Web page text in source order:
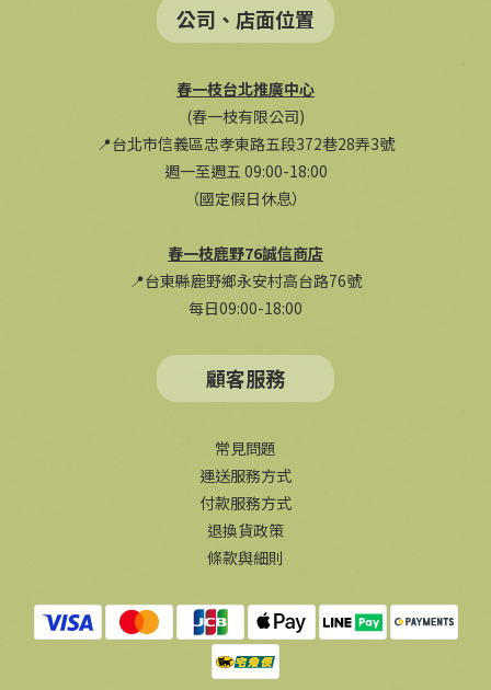
公司、店面位置
春一枝台北推廣中心
(春一枝有限公司)
📍台北市信義區忠孝東路五段372巷28弄3號
週一至週五 09:00-18:00
（國定假日休息）
春一枝鹿野76誠信商店
📍台東縣鹿野鄉永安村高台路76號
每日09:00-18:00
顧客服務
常見問題
運送服務方式
付款服務方式
退換貨政策
條款與細則